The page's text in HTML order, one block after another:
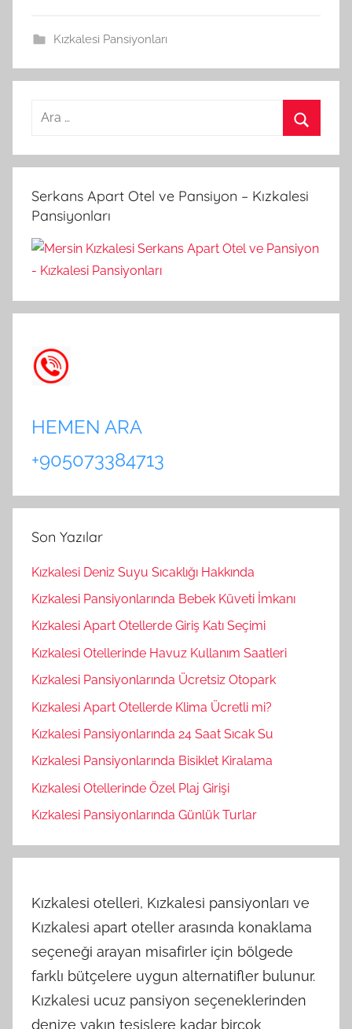
Kızkalesi Pansiyonları
a
a
:
r
a
Serkans Apart Otel ve Pansiyon – Kızkalesi
Pansiyonları
HEMEN ARA
+905073384713
Son Yazılar
Kızkalesi Deniz Suyu Sıcaklığı Hakkında
Kızkalesi Pansiyonlarında Bebek Küveti İmkanı
Kızkalesi Apart Otellerde Giriş Katı Seçimi
Kızkalesi Otellerinde Havuz Kullanım Saatleri
Kızkalesi Pansiyonlarında Ücretsiz Otopark
Kızkalesi Apart Otellerde Klima Ücretli mi?
Kızkalesi Pansiyonlarında 24 Saat Sıcak Su
Kızkalesi Pansiyonlarında Bisiklet Kiralama
Kızkalesi Otellerinde Özel Plaj Girişi
Kızkalesi Pansiyonlarında Günlük Turlar
Kızkalesi otelleri, Kızkalesi pansiyonları ve
Kızkalesi apart oteller arasında konaklama
seçeneği arayan misafirler için bölgede
farklı bütçelere uygun alternatifler bulunur.
Kızkalesi ucuz pansiyon seçeneklerinden
denize yakın tesislere kadar birçok